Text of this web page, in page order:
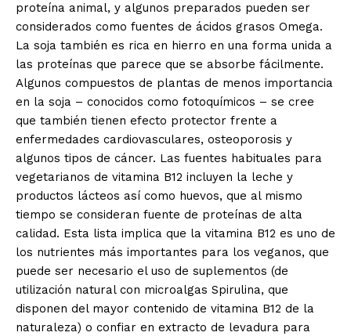
proteína animal, y algunos preparados pueden ser
considerados como fuentes de ácidos grasos Omega.
La soja también es rica en hierro en una forma unida a
las proteínas que parece que se absorbe fácilmente.
Algunos compuestos de plantas de menos importancia
en la soja – conocidos como fotoquímicos – se cree
que también tienen efecto protector frente a
enfermedades cardiovasculares, osteoporosis y
algunos tipos de cáncer. Las fuentes habituales para
vegetarianos de vitamina B12 incluyen la leche y
productos lácteos así como huevos, que al mismo
tiempo se consideran fuente de proteínas de alta
calidad. Esta lista implica que la vitamina B12 es uno de
los nutrientes más importantes para los veganos, que
puede ser necesario el uso de suplementos (de
utilización natural con microalgas Spirulina, que
disponen del mayor contenido de vitamina B12 de la
naturaleza) o confiar en extracto de levadura para